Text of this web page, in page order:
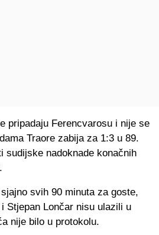
pripadaju Ferencvarosu i nije se
Traore zabija za 1:3 u 89.
sudijske nadoknade konačnih
svih 90 minuta za goste,
Stjepan Lončar nisu ulazili u
nije bilo u protokolu.